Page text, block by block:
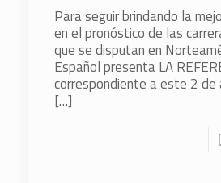
Para seguir brindando la
en el pronóstico de las
que se disputan en
Español presenta LA
correspondiente a este 2
[…]